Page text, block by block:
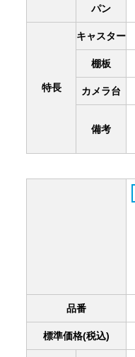
パン
特長
キャスター
棚板
カメラ台
備考
品番
標準価格(税込)